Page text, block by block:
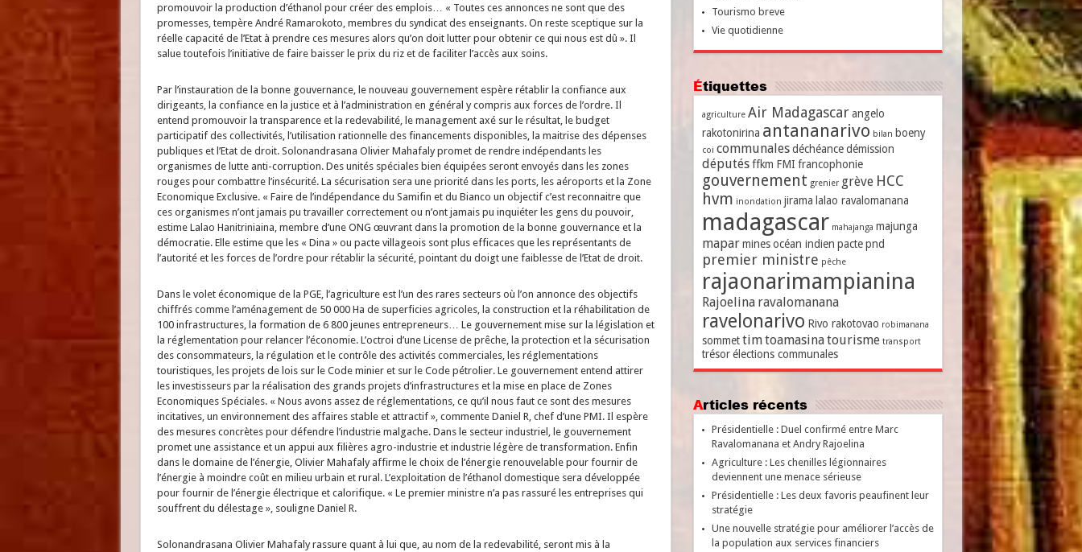
promouvoir la production d’éthanol pour créer des emplois… « Toutes ces annonces ne sont que des
promesses, tempère André Ramarokoto, membres du syndicat des enseignants. On reste sceptique sur la
réelle capacité de l’Etat à prendre ces mesures alors qu’on doit lutter pour obtenir ce qui nous est dû ». Il
salue toutefois l’initiative de faire baisser le prix du riz et de faciliter l’accès aux soins.
Par l’instauration de la bonne gouvernance, le nouveau gouvernement espère rétablir la confiance aux
dirigeants, la confiance en la justice et à l’administration en général y compris aux forces de l’ordre. Il
entend promouvoir la transparence et la redevabilité, le management axé sur le résultat, le budget
participatif des collectivités, l’utilisation rationnelle des financements disponibles, la maitrise des dépenses
publiques et l’Etat de droit. Solonandrasana Olivier Mahafaly promet de rendre indépendants les
organismes de lutte anti-corruption. Des unités spéciales bien équipées seront envoyés dans les zones
rouges pour combattre l’insécurité. La sécurisation sera une priorité dans les ports, les aéroports et la Zone
Economique Exclusive. « Faire de l’indépendance du Samifin et du Bianco un objectif c’est reconnaitre que
ces organismes n’ont jamais pu travailler correctement ou n’ont jamais pu inquiéter les gens du pouvoir,
estime Lalao Hanitriniaina, membre d’une ONG œuvrant dans la promotion de la bonne gouvernance et la
démocratie. Elle estime que les « Dina » ou pacte villageois sont plus efficaces que les représentants de
l’autorité et les forces de l’ordre pour rétablir la sécurité, pointant du doigt une faiblesse de l’Etat de droit.
Dans le volet économique de la PGE, l’agriculture est l’un des rares secteurs où l’on annonce des objectifs
chiffrés comme l’aménagement de 50 000 Ha de superficies agricoles, la construction et la réhabilitation de
100 infrastructures, la formation de 6 800 jeunes entrepreneurs… Le gouvernement mise sur la législation et
la réglementation pour relancer l’économie. L’octroi d’une License de prêche, la protection et la sécurisation
des consommateurs, la régulation et le contrôle des activités commerciales, les réglementations
touristiques, les projets de lois sur le Code minier et sur le Code pétrolier. Le gouvernement entend attirer
les investisseurs par la réalisation des grands projets d’infrastructures et la mise en place de Zones
Economiques Spéciales. « Nous avons assez de réglementations, ce qu’il nous faut ce sont des mesures
incitatives, un environnement des affaires stable et attractif », commente Daniel R, chef d’une PMI. Il espère
des mesures concrètes pour défendre l’industrie malgache. Dans le secteur industriel, le gouvernement
promet une assistance et un appui aux filières agro-industrie et industrie légère de transformation. Enfin
dans le domaine de l’énergie, Olivier Mahafaly affirme le choix de l’énergie renouvelable pour fournir de
l’énergie à moindre coût en milieu urbain et rural. L’exploitation de l’éthanol domestique sera développée
pour fournir de l’énergie électrique et calorifique. « Le premier ministre n’a pas rassuré les entreprises qui
souffrent du délestage », souligne Daniel R.
Solonandrasana Olivier Mahafaly rassure quant à lui que, au nom de la redevabilité, seront mis à la
Tourismo breve
Vie quotidienne
Étiquettes
agriculture Air Madagascar angelo
rakotonirina antananarivo bilan boeny
coi communales déchéance démission
députés ffkm FMI francophonie
gouvernement grenier grève HCC
hvm inondation jirama lalao ravalomanana
madagascar mahajanga majunga
mapar mines océan indien pacte pnd
premier ministre pêche
rajaonarimampianina
Rajoelina ravalomanana
ravelonarivo Rivo rakotovao robimanana
sommet timtoamasinatourisme transport
trésor élections communales
Articles récents
Présidentielle : Duel confirmé entre Marc
Ravalomanana et Andry Rajoelina
Agriculture : Les chenilles légionnaires
deviennent une menace sérieuse
Présidentielle : Les deux favoris peaufinent leur
stratégie
Une nouvelle stratégie pour améliorer l’accès de
la population aux services financiers